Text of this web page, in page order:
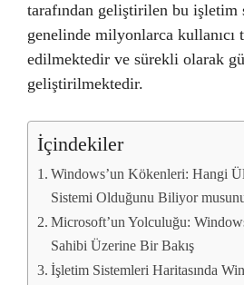
tarafından geliştirilen bu işletim
genelinde milyonlarca kullanıcı
edilmektedir ve sürekli olarak
geliştirilmektedir.
İçindekiler
Windows’un Kökenleri: Hangi
Sistemi Olduğunu Biliyor
Microsoft’un Yolculuğu:
Sahibi Üzerine Bir Bakış
İşletim Sistemleri Haritasında